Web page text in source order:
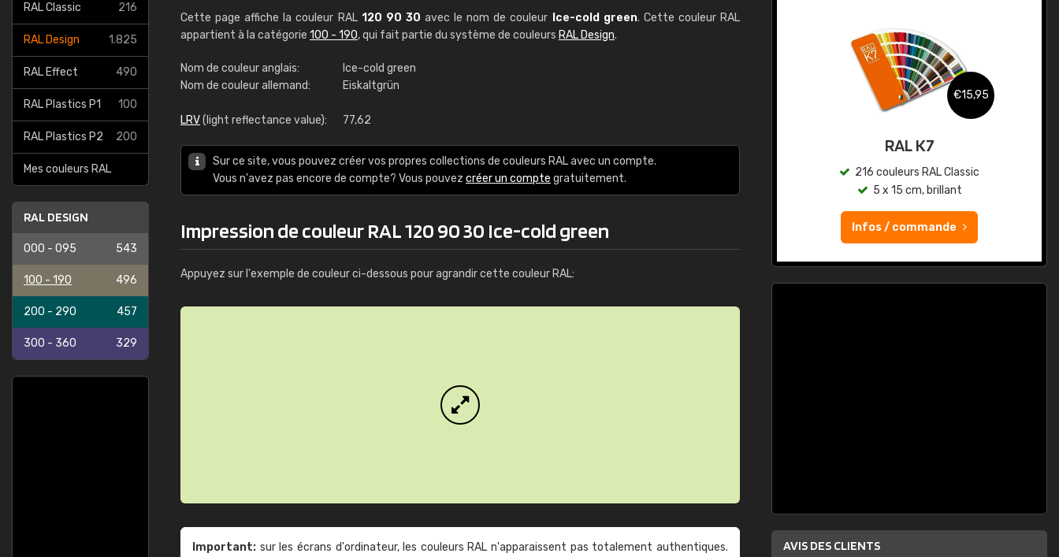
RAL Classic 216
RAL Design 1.825
RAL Effect 490
RAL Plastics P1 100
RAL Plastics P2 200
Mes couleurs RAL
RAL DESIGN
000 - 095 543
100 - 190 496
200 - 290 457
300 - 360 329
Cette page affiche la couleur RAL 120 90 30 avec le nom de couleur Ice-cold green. Cette couleur RAL
appartient à la catégorie 100 - 190, qui fait partie du système de couleurs RAL Design.
Nom de couleur anglais:
Ice-cold green
Nom de couleur allemand:
Eiskaltgrün
LRV(light reflectance value): 77,62
Sur ce site, vous pouvez créer vos propres collections de couleurs RAL avec un compte.
Vous n'avez pas encore de compte? Vous pouvez créer un compte gratuitement.
Impression de couleur RAL 120 90 30 Ice-cold green
Appuyez sur l'exemple de couleur ci-dessous pour agrandir cette couleur RAL:
Important: sur les écrans d'ordinateur, les couleurs RAL n'apparaissent pas totalement authentiques.
RAL K7 à base d'eau
216 couleurs RAL Classic
Infos / commande
€15,95
RAL K7
216 couleurs RAL Classic
5 x 15 cm, brillant
Infos / commande
AVIS DES CLIENTS